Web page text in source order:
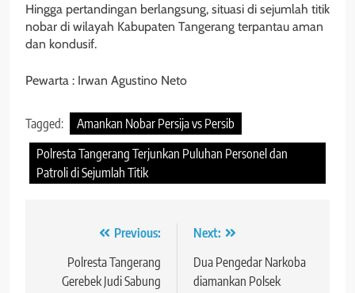
Hingga pertandingan berlangsung, situasi di sejumlah titik
nobar di wilayah Kabupaten Tangerang terpantau aman
dan kondusif.
Pewarta : Irwan Agustino Neto
Tagged:
Amankan Nobar Persija vs Persib
Polresta Tangerang Terjunkan Puluhan Personel dan
Patroli di Sejumlah Titik
Navigasi Previous:
Polresta Tangerang
Gerebek Judi Sabung
Next:
Dua Pengedar Narkoba
diamankan Polsek